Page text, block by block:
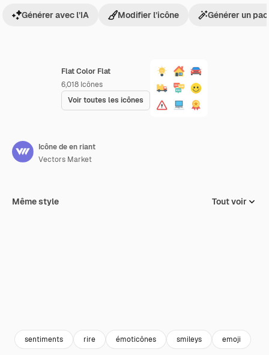
Flat Color Flat
6,018 Icônes
Voir toutes les icônes
Générer avec l’IA Modifier l’icône Générer un
Icône de en riant
Vectors Market
Même style Tout voir
sentiments rire émoticônes smileys emoji